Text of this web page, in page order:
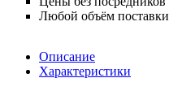
Любой объём поставки
Описание
Характеристики